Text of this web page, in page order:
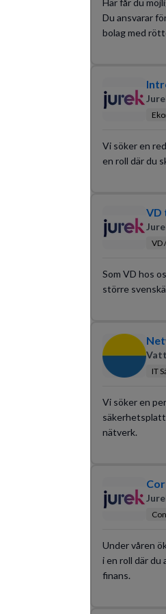
Du ansvarar
bolag med
Vi söker en
en roll där du
VD
VD
Som VD hos
större
IT
Vi söker en
nätverk.
Under våren
i en roll där du
finans.